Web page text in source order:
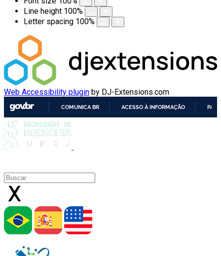
Line height 100%
Letter spacing 100%
Web Accessibility plugin by DJ-Extensions.com
COMUNICA BR ACESSO À INFORMAÇÃO